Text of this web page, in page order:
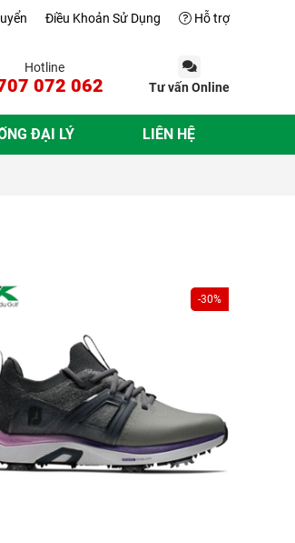
Điều Khoản Sử Dụng Hỗ trợ
Hotline
072 062 Tư vấn Online
ĐẠI LÝ LIÊN HỆ
-30%